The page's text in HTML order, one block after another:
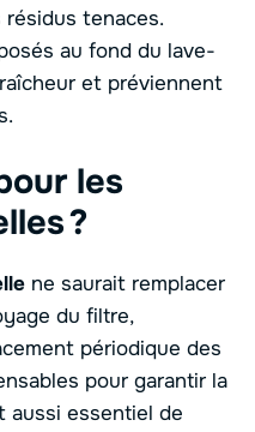
résidus tenaces.
au fond du lave-
et préviennent
les
?
ne saurait remplacer
du filtre,
périodique des
pour garantir la
aussi essentiel de